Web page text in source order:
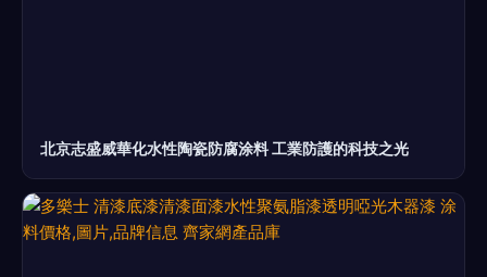
北京志盛威華化水性陶瓷防腐涂料 工業防護的科技之光